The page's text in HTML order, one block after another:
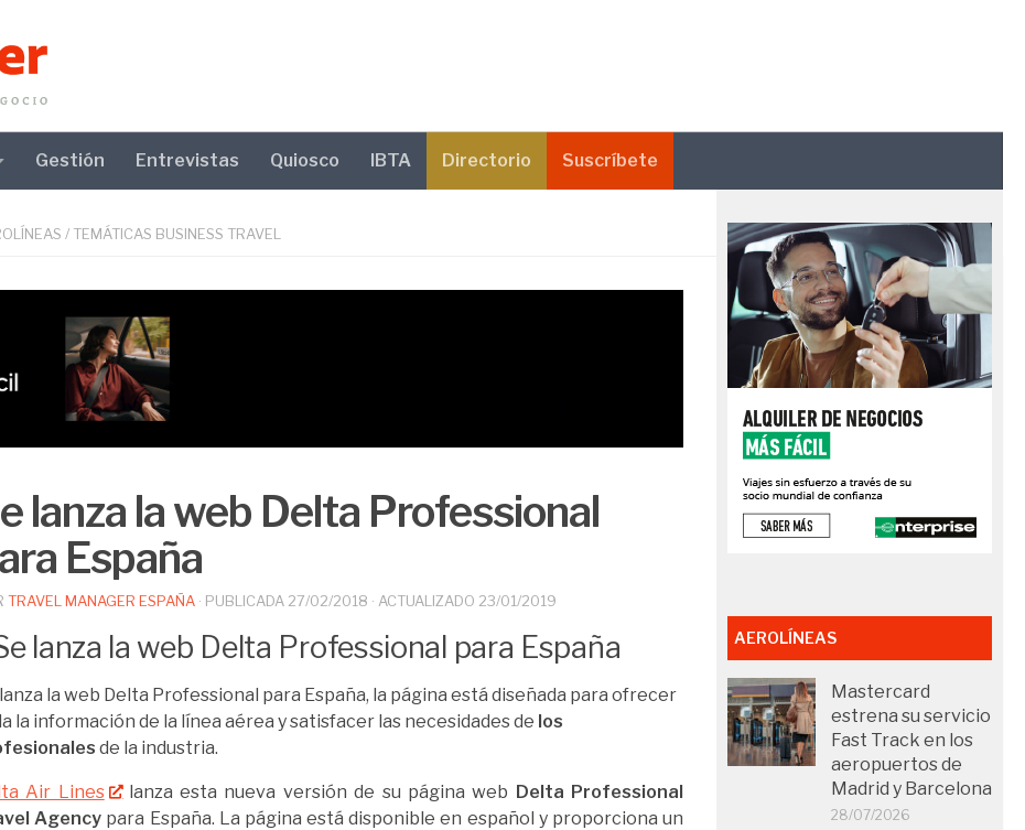
Gestión Entrevistas Quiosco IBTA Directorio Suscríbete
/ TEMÁTICAS BUSINESS TRAVEL
lanza la web Delta Professional
España
TRAVEL MANAGER ESPAÑA · PUBLICADA 27/02/2018 · ACTUALIZADO 23/01/2019
la web Delta Professional para España, la página está diseñada para ofrecer
la información de la línea aérea y satisfacer las necesidades de los
de la industria.
Air Lines lanza esta nueva versión de su página web Delta Professional
Agency para España. La página está disponible en español y proporciona un
AEROLÍNEAS
Mastercard
estrena su servicio
Fast Track en los
aeropuertos de
Madrid y Barcelona
28/07/2026